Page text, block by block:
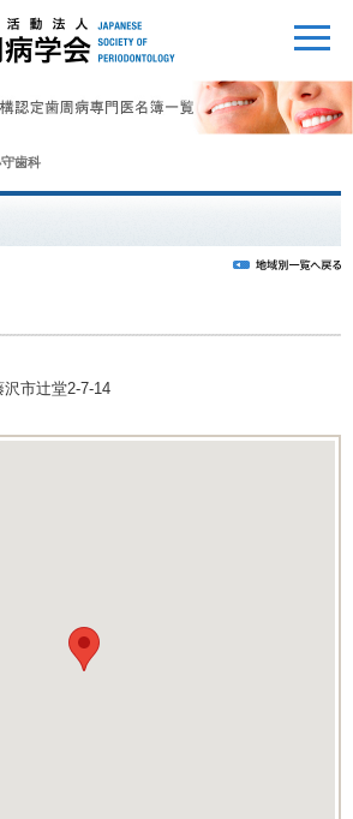
歯科
市辻堂2-7-14